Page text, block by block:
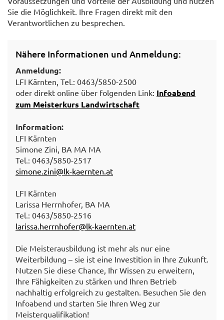
Sie die Möglichkeit. Ihre Fragen direkt mit den
Verantwortlichen zu besprechen.
Nähere Informationen und Anmeldung:
Anmeldung:
LFI Kärnten, Tel.: 0463/5850-2500
oder direkt online über folgenden Link: Infoabend
zum Meisterkurs Landwirtschaft
Information:
LFI Kärnten
Simone Zini, BA MA MA
Tel.: 0463/5850-2517
simone.zini@lk-kaernten.at
LFI Kärnten
Larissa Herrnhofer, BA MA
Tel.: 0463/5850-2516
larissa.herrnhofer@lk-kaernten.at
Die Meisterausbildung ist mehr als nur eine
Weiterbildung – sie ist eine Investition in Ihre Zukunft.
Nutzen Sie diese Chance, Ihr Wissen zu erweitern,
Ihre Fähigkeiten zu stärken und Ihren Betrieb
nachhaltig erfolgreich zu gestalten. Besuchen Sie den
Infoabend und starten Sie Ihren Weg zur
Meisterqualifikation!